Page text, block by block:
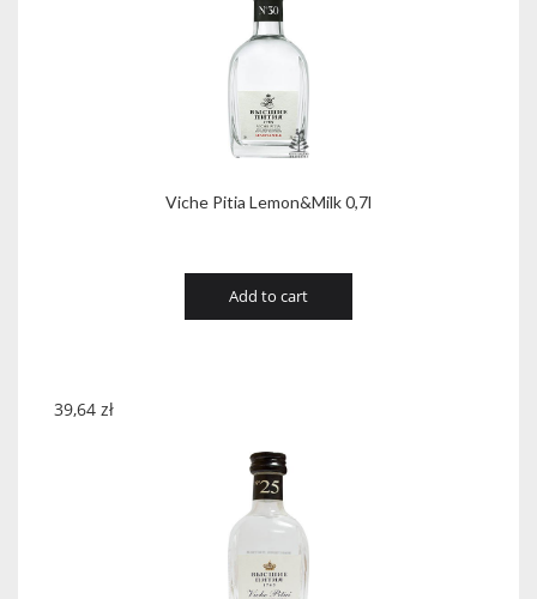
Viche Pitia Lemon&Milk 0,7l
Add to cart
39,64 zł